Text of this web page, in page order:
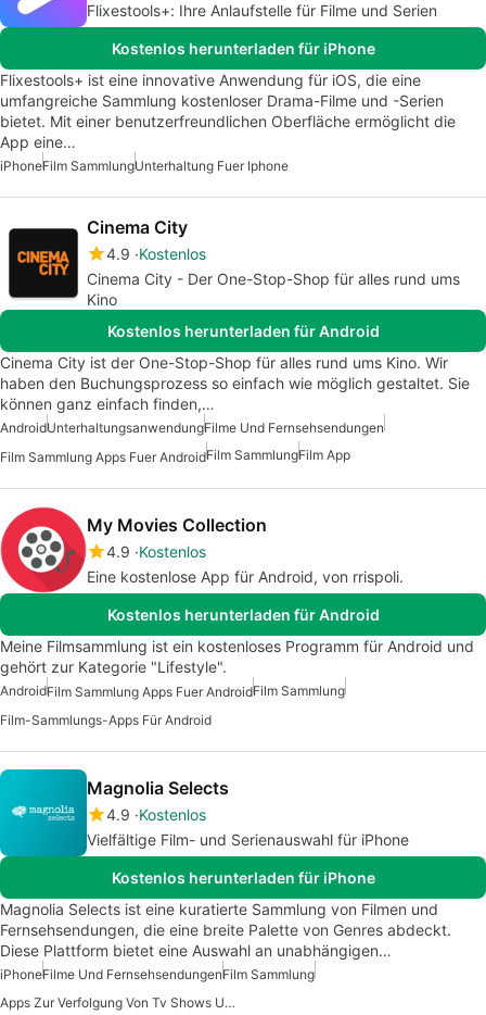
Flixestools+: Ihre Anlaufstelle für Filme und Serien
Kostenlos herunterladen für iPhone
Flixestools+ ist eine innovative Anwendung für iOS, die eine
umfangreiche Sammlung kostenloser Drama-Filme und -Serien
bietet. Mit einer benutzerfreundlichen Oberfläche ermöglicht die
App eine…
iPhoneFilm SammlungUnterhaltung Fuer Iphone
Cinema City
4.9 Kostenlos
Cinema City - Der One-Stop-Shop für alles rund ums
Kino
Kostenlos herunterladen für Android
Cinema City ist der One-Stop-Shop für alles rund ums Kino. Wir
haben den Buchungsprozess so einfach wie möglich gestaltet. Sie
können ganz einfach finden,…
AndroidUnterhaltungsanwendungFilme Und Fernsehsendungen
Film Sammlung Apps Fuer AndroidFilm SammlungFilm App
My Movies Collection
4.9 Kostenlos
Eine kostenlose App für Android, von rrispoli.
Kostenlos herunterladen für Android
Meine Filmsammlung ist ein kostenloses Programm für Android und
gehört zur Kategorie "Lifestyle".
AndroidFilm Sammlung Apps Fuer AndroidFilm Sammlung
Film-Sammlungs-Apps Für Android
Magnolia Selects
4.9 Kostenlos
Vielfältige Film- und Serienauswahl für iPhone
Kostenlos herunterladen für iPhone
Magnolia Selects ist eine kuratierte Sammlung von Filmen und
Fernsehsendungen, die eine breite Palette von Genres abdeckt.
Diese Plattform bietet eine Auswahl an unabhängigen…
iPhoneFilme Und FernsehsendungenFilm Sammlung
Apps Zur Verfolgung Von Tv Shows Und Filmen